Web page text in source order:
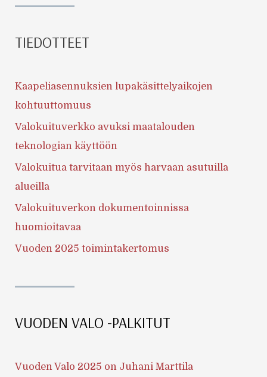
TIEDOTTEET
Kaapeliasennuksien lupakäsittelyaikojen
kohtuuttomuus
Valokuituverkko avuksi maatalouden
teknologian käyttöön
Valokuitua tarvitaan myös harvaan asutuilla
alueilla
Valokuituverkon dokumentoinnissa
huomioitavaa
Vuoden 2025 toimintakertomus
VUODEN VALO -PALKITUT
Vuoden Valo 2025 on Juhani Marttila